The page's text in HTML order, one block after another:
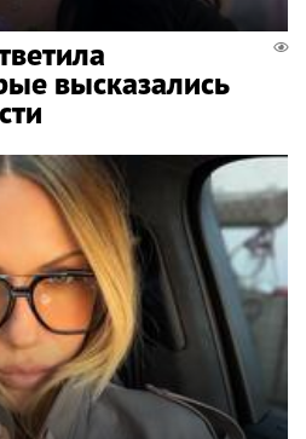
высказались